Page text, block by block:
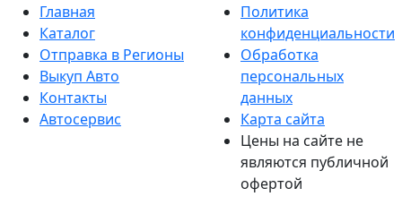
Главная
Каталог
Отправка в Регионы
Выкуп Авто
Контакты
Автосервис
Политика
конфиденциальности
Обработка
персональных
данных
Карта сайта
Цены на сайте не
являются публичной
офертой